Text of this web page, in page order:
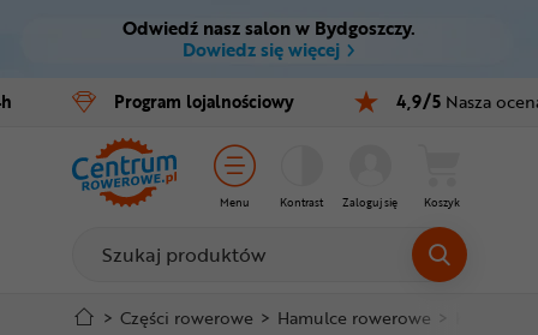
Ctrl M
Menu główne
Informacje o produkcie
Do koszyka
Szczegółowe informacje
Odwiedź nasz salon w Bydgoszczy.
Dowiedz się więcej
Program lojalnościowy 4,9/5 Nasza
Menu Kontrast Zaloguj się Koszyk
Rowery
E-bike
Części
Akcesoria
Odzież
> Części rowerowe > Hamulce rowerowe >